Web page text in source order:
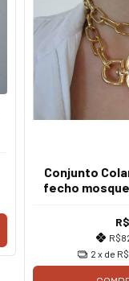
Conjunto
fecho
2 x de